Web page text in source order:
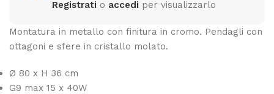
Registrati o accedi per visualizzarlo
Montatura in metallo con finitura in cromo. Pendagli con
ottagoni e sfere in cristallo molato.
Ø 80 x H 36 cm
G9 max 15 x 40W